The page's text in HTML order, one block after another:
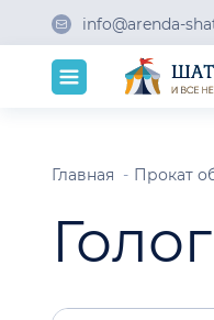
info@arenda-
Главная Прокат